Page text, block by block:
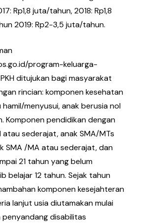
Rp1,8 juta/tahun, 2018: Rp1,8
2019: Rp2-3,5 juta/tahun.
program-keluarga-
ditujukan bagi masyarakat
rincian: komponen kesehatan
menyusui, anak berusia nol
Komponen pendidikan dengan
atau sederajat, anak SMA/MTs
SMA /MA atau sederajat, dan
21 tahun yang belum
belajar 12 tahun. Sejak tahun
komponen kesejahteran
lanjut usia diutamakan mulai
disabilitas